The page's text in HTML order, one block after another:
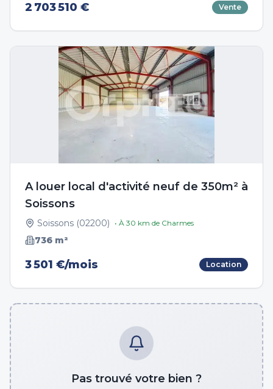
2 703 510 € Vente
A louer local d'activité neuf de 350m² à
Soissons
Soissons (02200) • À 30 km de Charmes
736 m²
3 501 €/mois Location
Pas trouvé votre bien ?